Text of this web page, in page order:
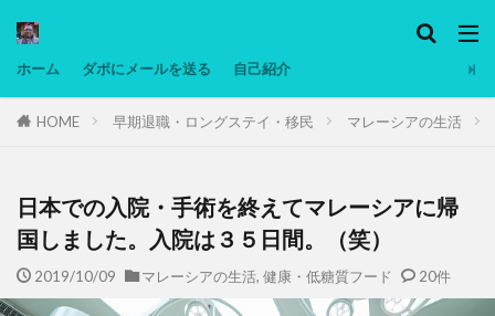
ホーム ダボにメールを送る 自己紹介
HOME 早期退職・ロングステイ・移民 マレーシアの生活
日本での入院・手術を終えてマレーシアに帰
国しました。入院は３５日間。（笑）
2019/10/09 マレーシアの生活, 健康・低糖質フード 20件
タグ
マレーシア動画
ヨーグルト
低温調理・スロークッカー
低糖質ダイエット
備忘録
日本人村社会 脱水シート